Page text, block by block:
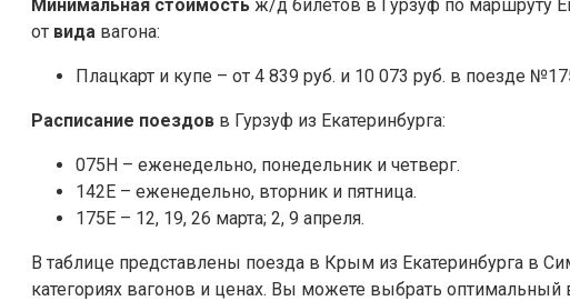
Минимальная стоимость ж/д билетов в Гурзуф по маршруту
от вида вагона:
Плацкарт и купе – от 4 839 руб. и 10 073 руб. в поезде
Расписание поездов в Гурзуф из Екатеринбурга:
075Н – еженедельно, понедельник и четверг.
142Е – еженедельно, вторник и пятница.
175Е – 12, 19, 26 марта; 2, 9 апреля.
В таблице представлены поезда в Крым из Екатеринбурга в
категориях вагонов и ценах. Вы можете выбрать оптимальный